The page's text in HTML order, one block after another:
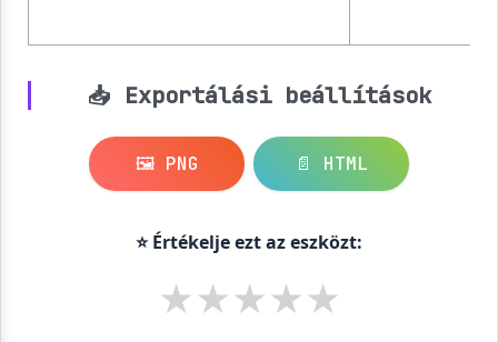
📥 Exportálási beállítások
🖼️ PNG 📄 HTML
⭐ Értékelje ezt az eszközt:
★★★★★